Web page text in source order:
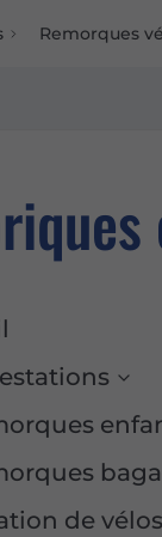
Remorques
de